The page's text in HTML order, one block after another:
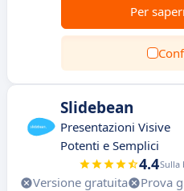
Per
Slidebean
Presentazioni Visive
Potenti e Semplici
4.4Sulla
Versione gratuita Prova